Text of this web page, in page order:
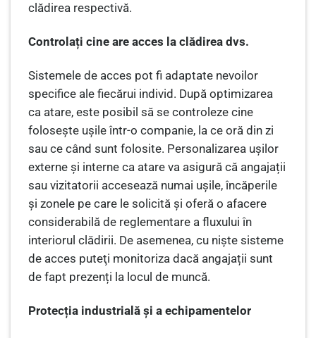
clădirea respectivă.
Controlați cine are acces la clădirea dvs.
Sistemele de acces pot fi adaptate nevoilor
specifice ale fiecărui individ. După optimizarea
ca atare, este posibil să se controleze cine
folosește ușile într-o companie, la ce oră din zi
sau ce când sunt folosite. Personalizarea ușilor
externe și interne ca atare va asigură că angajații
sau vizitatorii accesează numai ușile, încăperile
și zonele pe care le solicită și oferă o afacere
considerabilă de reglementare a fluxului în
interiorul clădirii. De asemenea, cu nişte sisteme
de acces puteţi monitoriza dacă angajații sunt
de fapt prezenți la locul de muncă.
Protecția industrială și a echipamentelor